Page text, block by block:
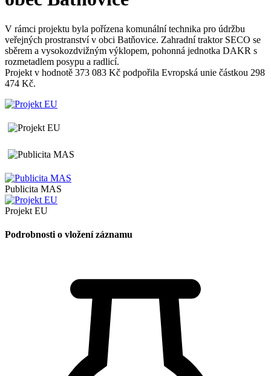
V rámci projektu byla pořízena komunální technika pro údržbu
veřejných prostranství v obci Batňovice. Zahradní traktor SECO se
sběrem a vysokozdvižným výklopem, pohonná jednotka DAKR s
rozmetadlem posypu a radlicí.
Projekt v hodnotě 373 083 Kč podpořila Evropská unie částkou 298
474 Kč.
Publicita MAS
Projekt EU
Podrobnosti o vložení záznamu